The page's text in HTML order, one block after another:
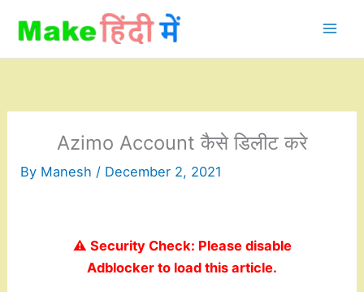
content
Azimo Account कैसे डिलीट करे
By Manesh / December 2, 2021
⚠️ Security Check: Please disable
Adblocker to load this article.